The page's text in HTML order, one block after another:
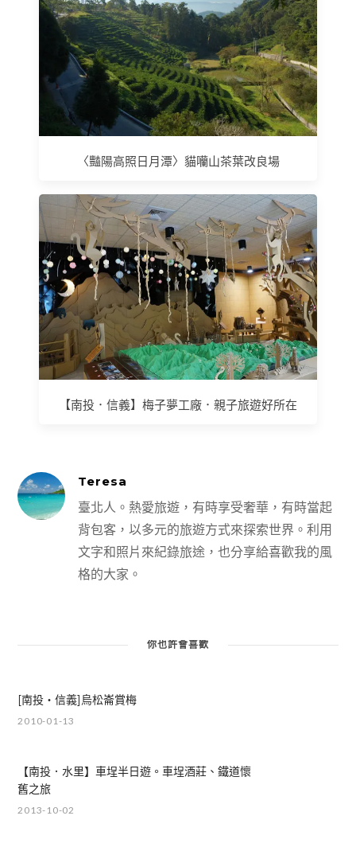
〈豔陽高照日月潭〉貓囒山茶葉改良場
【南投．信義】梅子夢工廠．親子旅遊好所在
Teresa
臺北人。熱愛旅遊，有時享受奢華，有時當起
背包客，以多元的旅遊方式來探索世界。利用
文字和照片來紀錄旅途，也分享給喜歡我的風
格的大家。
你也許會喜歡
[南投‧信義]烏松崙賞梅
2010-01-13
【南投．水里】車埕半日遊。車埕酒莊、鐵道懷
舊之旅
2013-10-02